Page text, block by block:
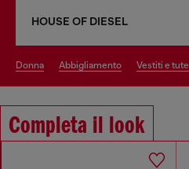
HOUSE OF DIESEL
donna abbigliamento vestiti e tute
Completa il look